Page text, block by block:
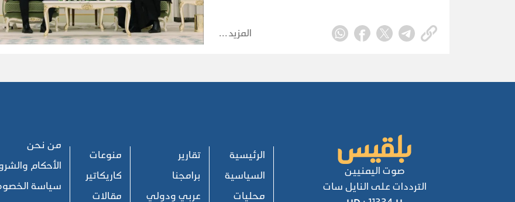
الباكستاني شهباز شريف.
المزيد
صوت اليمنيين
الترددات على النايل سات
الرئيسية
السياسية
محليات
تقارير
برامجنا
عربي ودولي
منوعات
كاريكاتير
مقالات
من نحن
الأحكام
سياسة